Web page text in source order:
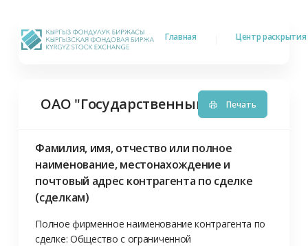
Главная Центр
ОАО "Государственный финансовый
Печать
Фамилия, имя, отчество или полное
наименование, местонахождение и
почтовый адрес контрагента по сделке
(сделкам)
Полное фирменное наименование контрагента по
сделке: Общество с ограниченной